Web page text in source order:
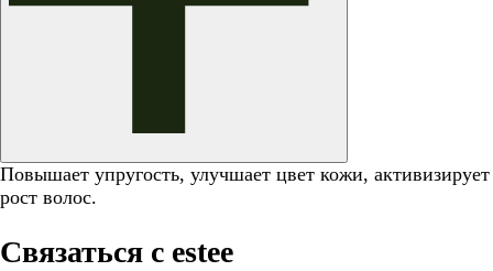
Повышает упругость, улучшает цвет кожи, активизирует
рост волос.
Связаться с estee